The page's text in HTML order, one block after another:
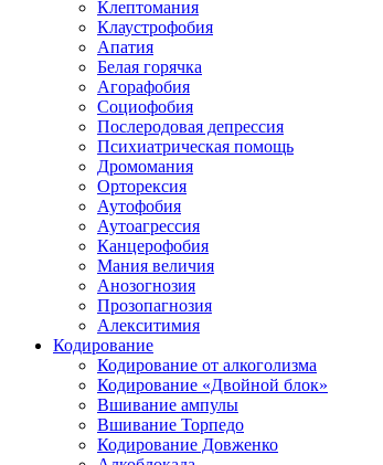
Клептомания
Клаустрофобия
Апатия
Белая горячка
Агорафобия
Социофобия
Послеродовая депрессия
Психиатрическая помощь
Дромомания
Орторексия
Аутофобия
Аутоагрессия
Канцерофобия
Мания величия
Анозогнозия
Прозопагнозия
Алекситимия
Кодирование
Кодирование от алкоголизма
Кодирование «Двойной блок»
Вшивание ампулы
Вшивание Торпедо
Кодирование Довженко